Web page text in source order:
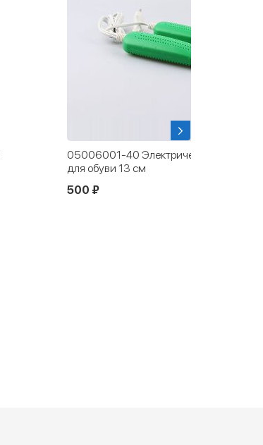
05006001-40 Электрическая сушилка
для обуви 13 см
500 ₽